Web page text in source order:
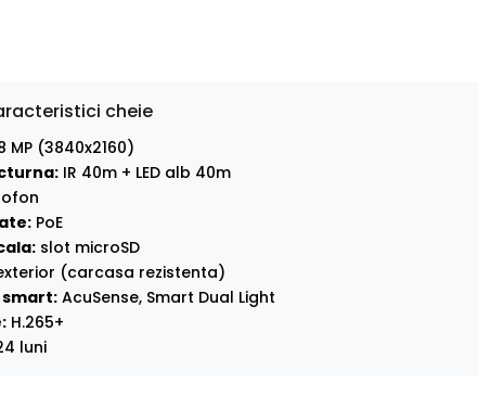
cheie
MP (3840x2160)
IR 40m + LED alb 40m
PoE
slot microSD
(carcasa rezistenta)
AcuSense, Smart Dual Light
H.265+
luni